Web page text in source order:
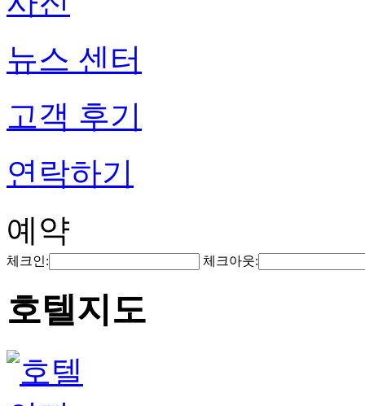
뉴스 센터
고객 후기
연락하기
예약
체크인: 체크아웃:
호텔지도